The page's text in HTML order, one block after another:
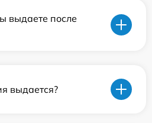
выдаете после
выдается?